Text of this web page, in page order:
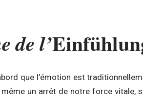
de l’
que l’émotion est
un arrêt de notre force vitale,